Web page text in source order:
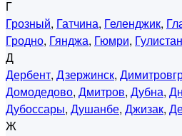
Г
Грозный, Гатчина, Геленджик,
Гродно, Гянджа, Гюмри, Гулистан
Д
Дербент, Дзержинск,
Домодедово, Дмитров, Дубна,
Дубоссары, Душанбе, Джизак,
Ж